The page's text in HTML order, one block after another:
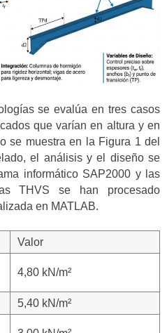
se evalúa en tres casos
que varían en altura y en
se muestra en la Figura 1 del
el análisis y el diseño se
informático SAP2000 y las
THVS se han procesado
en MATLAB.
Valor
4,80 kN/m²
5,40 kN/m²